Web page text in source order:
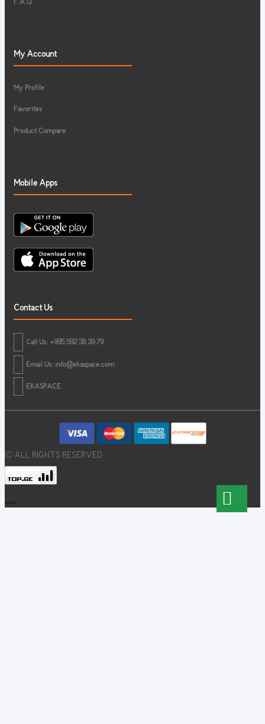
F.A.Q
My Account
My Profile
Favorites
Product Compare
Mobile Apps
Contact Us
Call Us: +995 592 38 39 79
Email Us: info@ekaspace.com
EKASPACE
© ALL RIGHTS RESERVED
-->